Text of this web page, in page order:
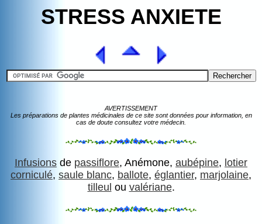
STRESS ANXIETE
AVERTISSEMENT
Les préparations de plantes médicinales de ce site sont données pour information, en
cas de doute consultez votre médecin.
Infusions de passiflore, Anémone, aubépine, lotier
corniculé, saule blanc, ballote, églantier, marjolaine,
tilleul ou valériane.